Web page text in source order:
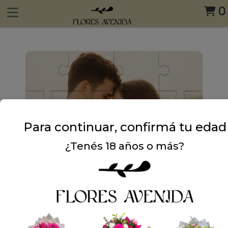
0
Para continuar, confirmá tu edad
¿Tenés 18 años o más?